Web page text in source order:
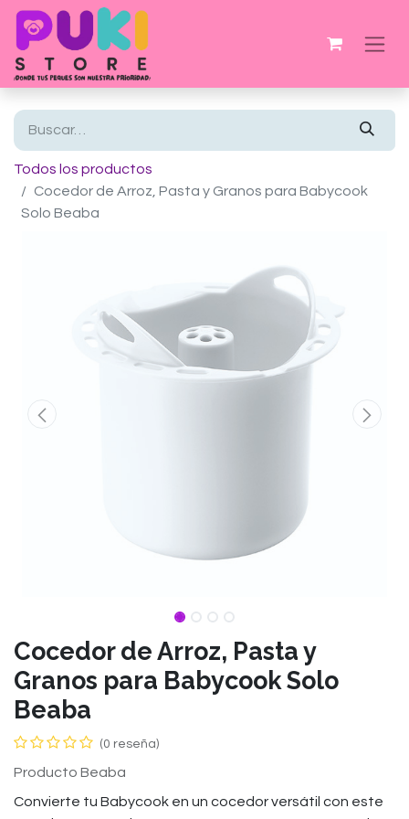
Todos los productos
Cocedor de Arroz, Pasta y Granos para Babycook
Solo Beaba
Cocedor de Arroz, Pasta y
Granos para Babycook Solo
Beaba
(0 reseña)
Producto Beaba
Convierte tu Babycook en un cocedor versátil con este